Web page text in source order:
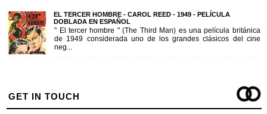
EL TERCER HOMBRE - CAROL REED - 1949 - PELÍCULA
DOBLADA EN ESPAÑOL
" El tercer hombre " (The Third Man) es una película británica
de 1949 considerada uno de los grandes clásicos del cine
neg...
GET IN TOUCH